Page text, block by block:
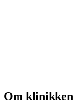
Om klinikken